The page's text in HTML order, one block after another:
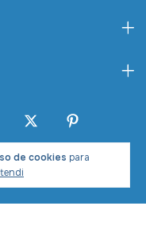
de cookies para